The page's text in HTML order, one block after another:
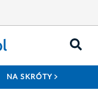
NA SKRÓTY